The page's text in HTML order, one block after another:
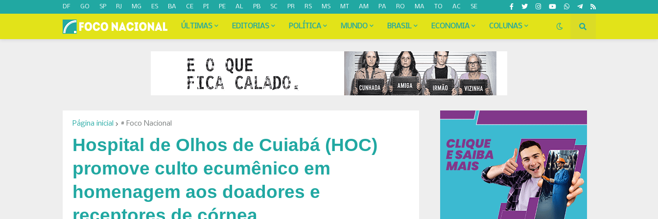
DF GO SP RJ MG ES BA CE PI PE AL PB SC PR RS MS MT AM PA RO MA TO AC SE
ÚLTIMAS EDITORIAS POLÍTICA MUNDO BRASIL ECONOMIA COLUNAS
Página inicial # Foco Nacional
Hospital de Olhos de Cuiabá (HOC)
promove culto ecumênico em
homenagem aos doadores e